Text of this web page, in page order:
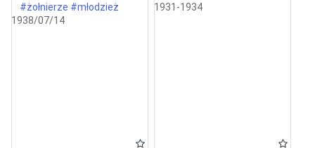
#żołnierze #młodzież
1938/07/14
Częstochowie
1931-1934